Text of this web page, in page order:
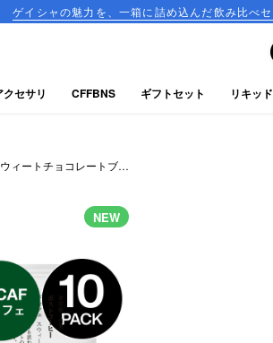
を、一箱に詰め込んだ飲み比べセットが登場！
ィートチョコレートブレ
NEW
クセサリ CFFBNS ギフトセット リキッド